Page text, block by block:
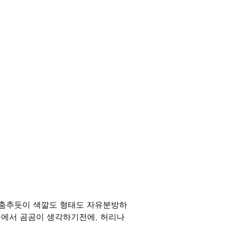
추듯이 색깔도 형태도 자유분방하
서 곰곰이 생각하기전에, 허리나